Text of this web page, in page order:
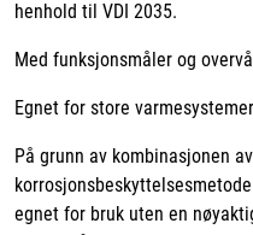
henhold til VDI 2035.
Med funksjonsmåler og
Egnet for store
På grunn av kombinasjonen
egnet for bruk uten en